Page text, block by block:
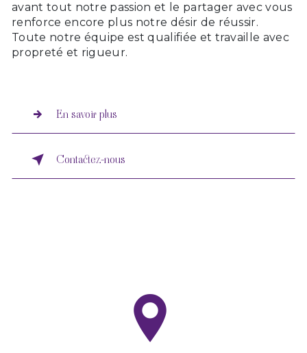
avant tout notre passion et le partager avec vous
renforce encore plus notre désir de réussir.
Toute notre équipe est qualifiée et travaille avec
propreté et rigueur.
En savoir plus
Contactez-nous